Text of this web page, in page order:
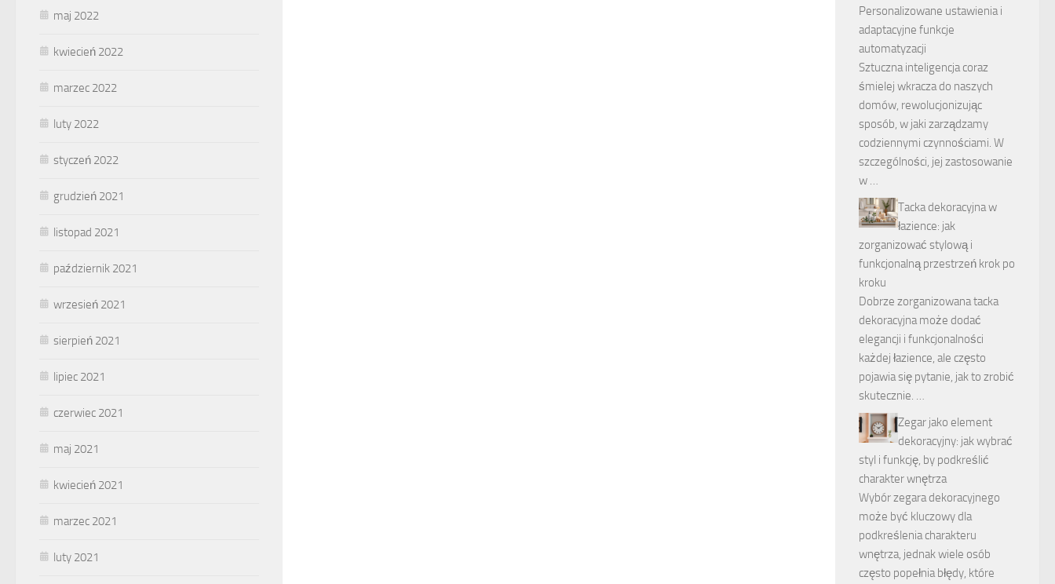
maj 2022
kwiecień 2022
marzec 2022
luty 2022
styczeń 2022
grudzień 2021
listopad 2021
październik 2021
wrzesień 2021
sierpień 2021
lipiec 2021
czerwiec 2021
maj 2021
kwiecień 2021
marzec 2021
luty 2021
Personalizowane ustawienia i
adaptacyjne funkcje
automatyzacji
Sztuczna inteligencja coraz
śmielej wkracza do naszych
domów, rewolucjonizując
sposób, w jaki zarządzamy
codziennymi czynnościami. W
szczególności, jej zastosowanie
w …
Tacka dekoracyjna w
łazience: jak
zorganizować stylową i
funkcjonalną przestrzeń krok po
kroku
Dobrze zorganizowana tacka
dekoracyjna może dodać
elegancji i funkcjonalności
każdej łazience, ale często
pojawia się pytanie, jak to zrobić
skutecznie. …
Zegar jako element
dekoracyjny: jak wybrać
styl i funkcję, by podkreślić
charakter wnętrza
Wybór zegara dekoracyjnego
może być kluczowy dla
podkreślenia charakteru
wnętrza, jednak wiele osób
często popełnia błędy, które